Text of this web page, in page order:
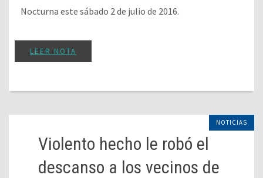
Nocturna este sábado 2 de julio de 2016.
LEER NOTA
NOTICIAS
Violento hecho le robó el
descanso a los vecinos de